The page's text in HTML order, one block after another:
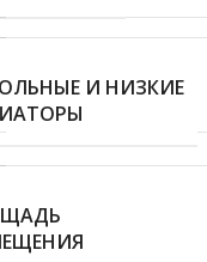
И НИЗКИЕ